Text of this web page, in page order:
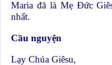
Maria đã là Mẹ Đức
nhất.
Cầu nguyện
Lạy Chúa Giêsu,